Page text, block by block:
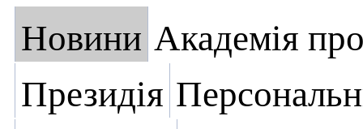
Новини Академія
Президія